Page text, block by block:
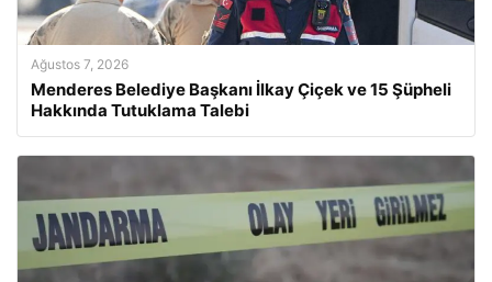
Ağustos 7, 2026
Menderes Belediye Başkanı İlkay Çiçek ve 15 Şüpheli
Hakkında Tutuklama Talebi